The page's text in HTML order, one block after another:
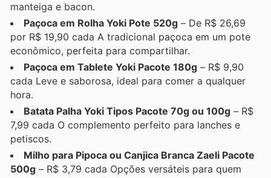
manteiga e bacon.
Paçoca em Rolha Yoki Pote 520g – De R$ 26,69
por R$ 19,90 cada A tradicional paçoca em um pote
econômico, perfeita para compartilhar.
Paçoca em Tablete Yoki Pacote 180g – R$ 9,90
cada Leve e saborosa, ideal para comer a qualquer
hora.
Batata Palha Yoki Tipos Pacote 70g ou 100g – R$
7,99 cada O complemento perfeito para lanches e
petiscos.
Milho para Pipoca ou Canjica Branca Zaeli Pacote
500g – R$ 3,79 cada Opções versáteis para quem